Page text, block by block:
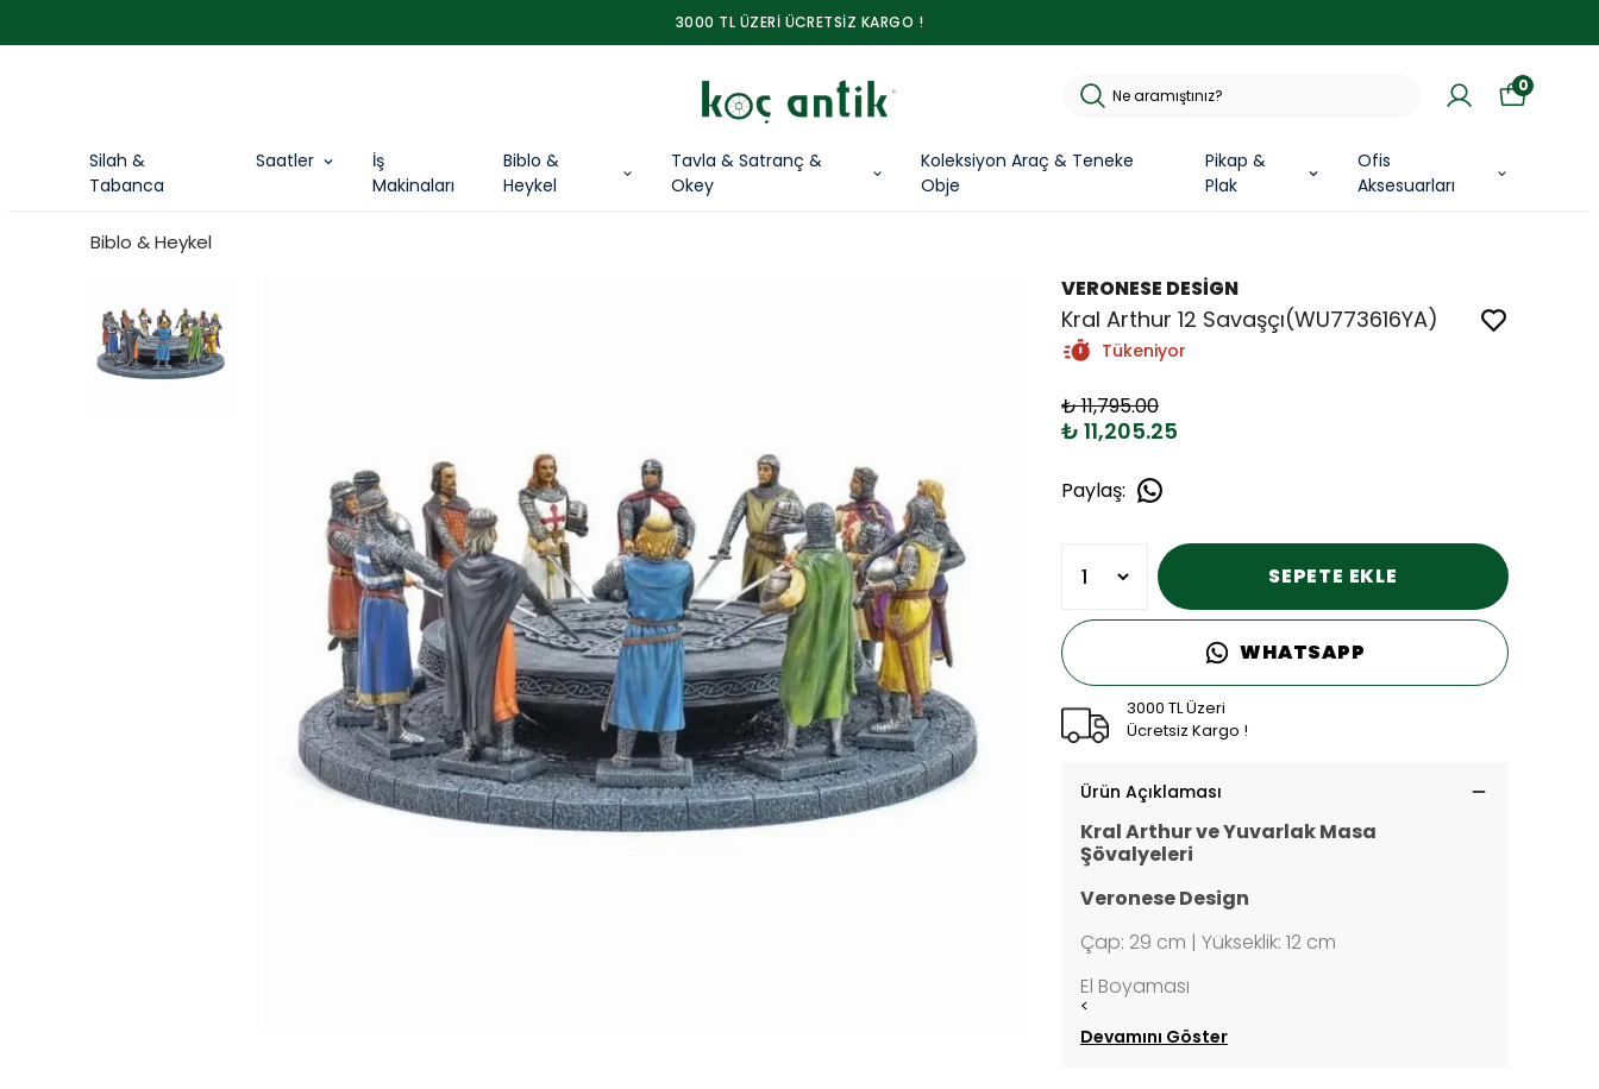
3000 TL ÜZERİ ÜCRETSİZ KARGO !
Silah &
Tabanca
Saatler
İş
Makinaları
Biblo &
Heykel
Tavla & Satranç &
Okey
Koleksiyon Araç & Teneke
Obje
Pikap &
Plak
Ofis
Aksesuarları
0
Biblo & Heykel
VERONESE DESİGN
Kral Arthur 12 Savaşçı(WU773616YA)
Tükeniyor
₺ 11,795.00
₺ 11,205.25
Paylaş:
SEPETE EKLE
WHATSAPP
3000 TL Üzeri
Ücretsiz Kargo !
Ürün Açıklaması
Kral Arthur ve Yuvarlak Masa
Şövalyeleri
Veronese Design
Çap: 29 cm | Yükseklik: 12 cm
El Boyaması
<
Devamını Göster